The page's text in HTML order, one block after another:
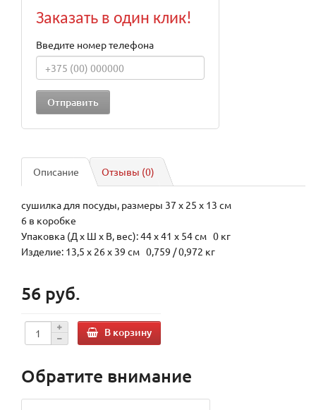
Заказать в один клик!
Введите номер телефона
Описание Отзывы (0)
сушилка для посуды, размеры 37 х 25 х 13 см
6 в коробке
Упаковка (Д х Ш х В, вес): 44 x 41 x 54 см 0 кг
Изделие: 13,5 x 26 x 39 см 0,759 / 0,972 кг
56 руб.
В корзину
Обратите внимание